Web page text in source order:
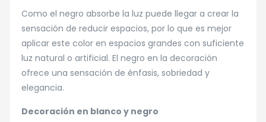
Como el negro absorbe la luz puede llegar a crear la
sensación de reducir espacios, por lo que es mejor
aplicar este color en espacios grandes con suficiente
luz natural o artificial. El negro en la decoración
ofrece una sensación de énfasis, sobriedad y
elegancia.
Decoración en blanco y negro